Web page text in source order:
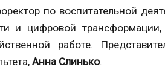
по воспитательной
и цифровой трансформации,
работе.
Анна Слинько.